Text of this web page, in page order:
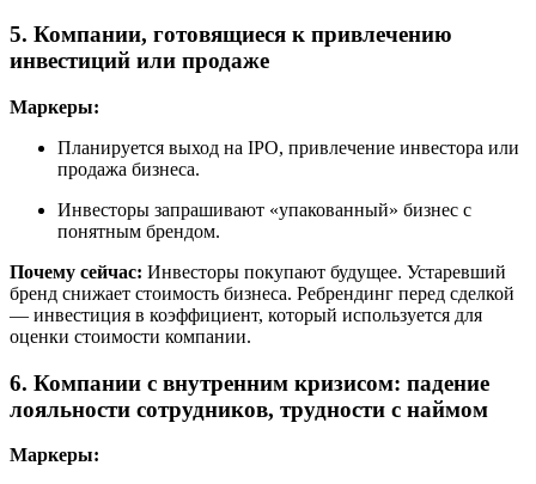
5. Компании, готовящиеся к привлечению
инвестиций или продаже
Маркеры:
Планируется выход на IPO, привлечение инвестора или
продажа бизнеса.
Инвесторы запрашивают «упакованный» бизнес с
понятным брендом.
Почему сейчас: Инвесторы покупают будущее. Устаревший
бренд снижает стоимость бизнеса. Ребрендинг перед сделкой
— инвестиция в коэффициент, который используется для
оценки стоимости компании.
6. Компании с внутренним кризисом: падение
лояльности сотрудников, трудности с наймом
Маркеры: